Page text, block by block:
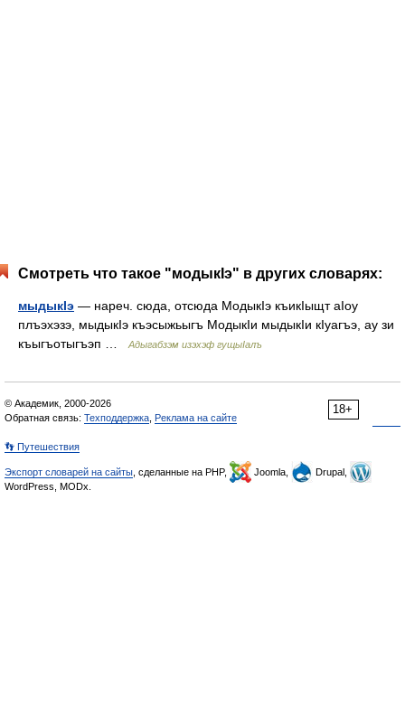
Смотреть что такое "модыкIэ" в других словарях:
мыдыкIэ — нареч. сюда, отсюда МодыкIэ къикIыщт аIоу
плъэхэзэ, мыдыкIэ къэсыжьыгъ МодыкIи мыдыкIи кIуагъэ, ау зи
къыгъотыгъэп …
Адыгабзэм изэхэф гущыIалъ
18+
© Академик, 2000-2026
Обратная связь: Техподдержка Реклама на сайте
👣 Путешествия
Экспорт словарей на сайты , сделанные на PHP, Joomla,
Drupal,
WordPress, MODx.